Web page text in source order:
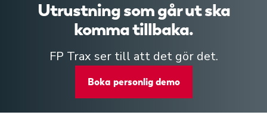
Utrustning som går ut ska
komma tillbaka.
FP Trax ser till att det gör det.
Boka personlig demo